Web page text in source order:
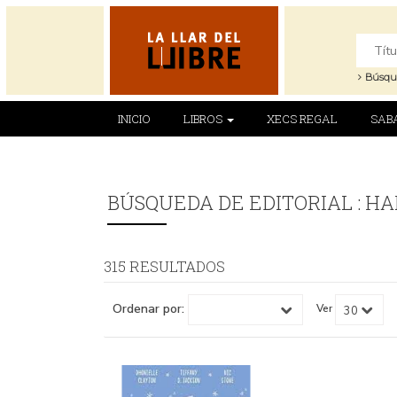
INICIO LIBROS XECS REGAL
BÚSQUEDA DE EDITORIAL :
315 RESULTADOS
Ordenar por: Ver